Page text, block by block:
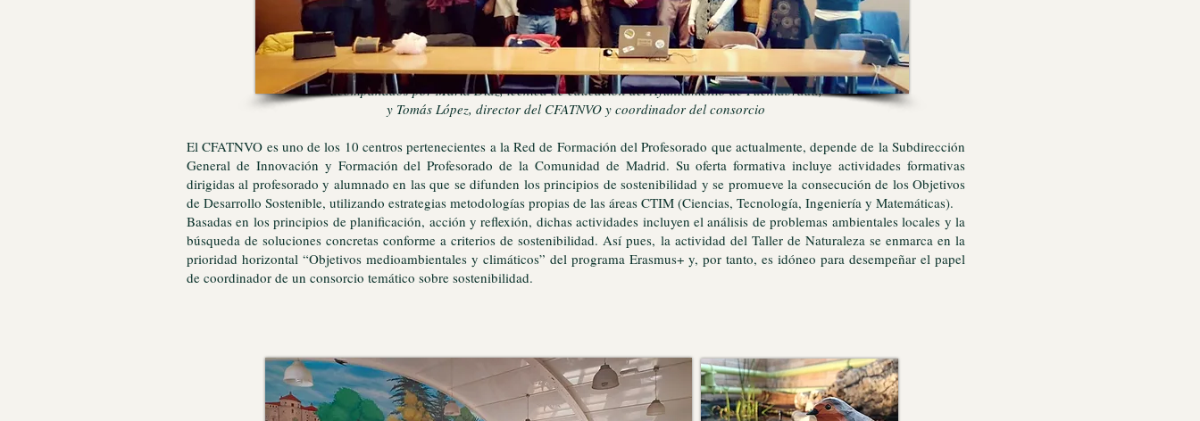
Coordinadores de internacionalización de los 10 centros fuenlabreños participantes
acompañados por María Díaz, técnica de educación del Ayuntamiento de Fuenlabrada,
y Tomás López, director del CFATNVO y coordinador del consorcio
El CFATNVO es uno de los 10 centros pertenecientes a la Red de Formación del Profesorado que actualmente, depende de la Subdirección
General de Innovación y Formación del Profesorado de la Comunidad de Madrid. Su oferta formativa incluye actividades formativas
dirigidas al profesorado y alumnado en las que se difunden los principios de sostenibilidad y se promueve la consecución de los Objetivos
de Desarrollo Sostenible, utilizando estrategias metodologías propias de las áreas CTIM (Ciencias, Tecnología, Ingeniería y Matemáticas).
Basadas en los principios de planificación, acción y reflexión, dichas actividades incluyen el análisis de problemas ambientales locales y la
búsqueda de soluciones concretas conforme a criterios de sostenibilidad. Así pues, la actividad del Taller de Naturaleza se enmarca en la
prioridad horizontal “Objetivos medioambientales y climáticos” del programa Erasmus+ y, por tanto, es idóneo para desempeñar el papel
de coordinador de un consorcio temático sobre sostenibilidad.